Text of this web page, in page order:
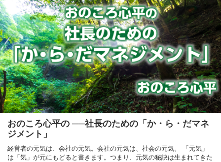
おのころ心平の ──社長のための「か・ら・だマネ
ジメント」
経営者の元気は、会社の元気。会社の元気は、社会の元気。 「元気」
は「気」が元にもどると書きます。つまり、元気の秘訣は生まれてきた